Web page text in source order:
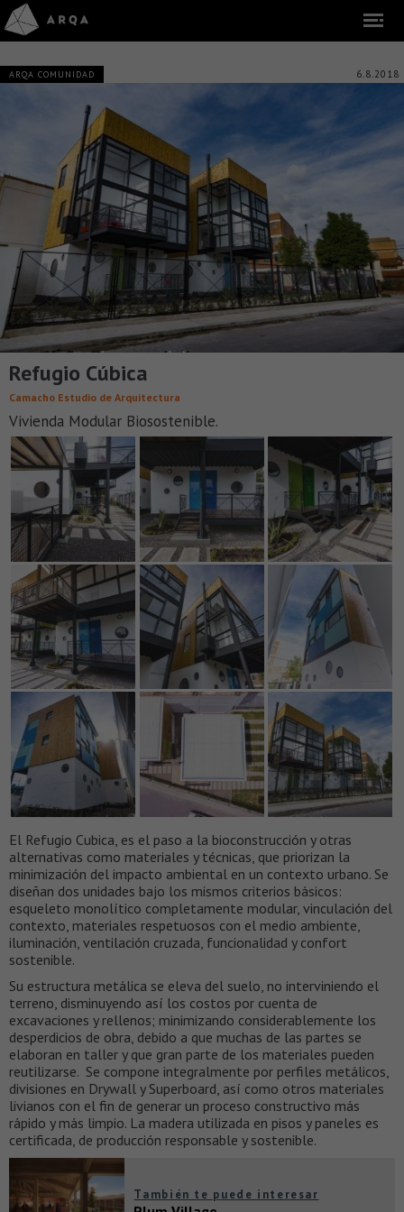
ARQA COMUNIDAD 6.8.2018
Refugio Cúbica
Camacho Estudio de Arquitectura
Vivienda Modular Biosostenible.
El Refugio Cubica, es el paso a la bioconstrucción y otras
alternativas como materiales y técnicas, que priorizan la
minimización del impacto ambiental en un contexto urbano. Se
diseñan dos unidades bajo los mismos criterios básicos:
esqueleto monolítico completamente modular, vinculación del
contexto, materiales respetuosos con el medio ambiente,
iluminación, ventilación cruzada, funcionalidad y confort
sostenible.
Su estructura metálica se eleva del suelo, no interviniendo el
terreno, disminuyendo así los costos por cuenta de
excavaciones y rellenos; minimizando considerablemente los
desperdicios de obra, debido a que muchas de las partes se
elaboran en taller y que gran parte de los materiales pueden
reutilizarse. Se compone integralmente por perfiles metálicos,
divisiones en Drywall y Superboard, así como otros materiales
livianos con el fin de generar un proceso constructivo más
rápido y más limpio. La madera utilizada en pisos y paneles es
certificada, de producción responsable y sostenible. ​
También te puede interesar